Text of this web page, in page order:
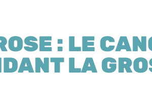
: LE
LA